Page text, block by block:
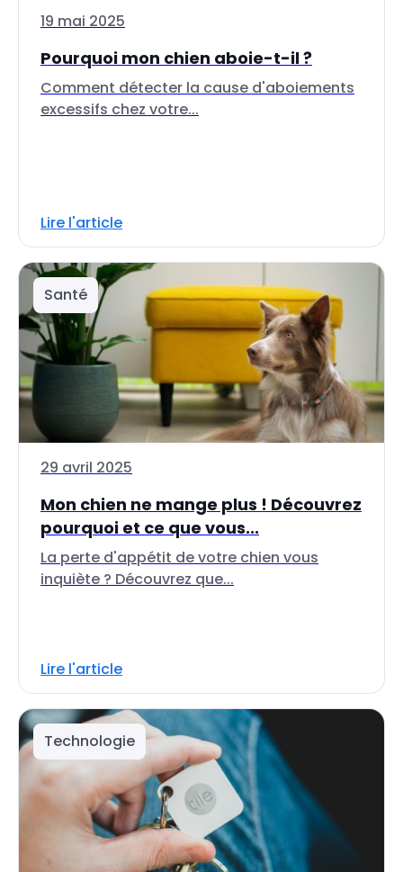
19 mai 2025
Pourquoi mon chien aboie-t-il ?
Comment détecter la cause d'aboiements
excessifs chez votre...
Lire l'article
Santé
29 avril 2025
Mon chien ne mange plus ! Découvrez
pourquoi et ce que vous...
La perte d'appétit de votre chien vous
inquiète ? Découvrez que...
Lire l'article
Technologie